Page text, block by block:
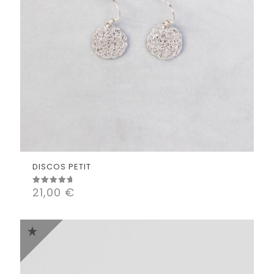
DISCOS PETIT
Valorado
con
21,00 €